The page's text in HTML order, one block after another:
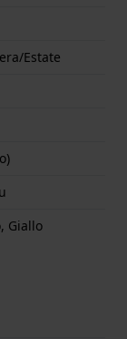
Estate
Giallo